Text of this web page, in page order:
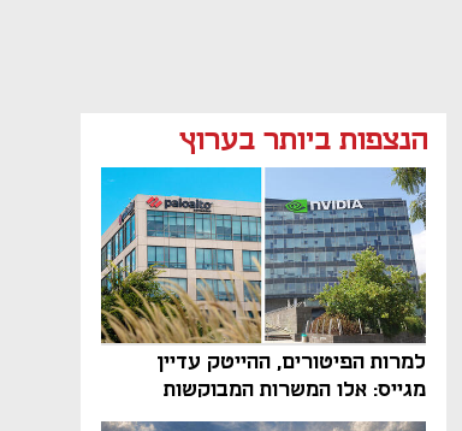
הנצפות ביותר בערוץ
למרות הפיטורים, ההייטק עדיין
מגייס: אלו המשרות המבוקשות
והטיפים שיביאו אתכם לשם